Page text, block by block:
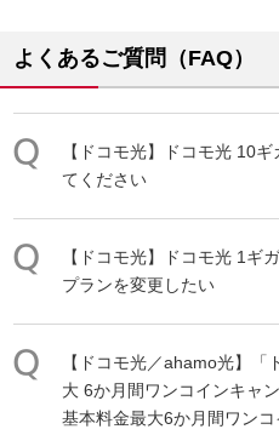
よくあるご質問（FAQ）
【ドコモ光】ドコモ光 10ギ
てください
【ドコモ光】ドコモ光 1ギ
プランを変更したい
【ドコモ光／ahamo光】「
大 6か月間ワンコインキャ
基本料金最大6か月間ワン